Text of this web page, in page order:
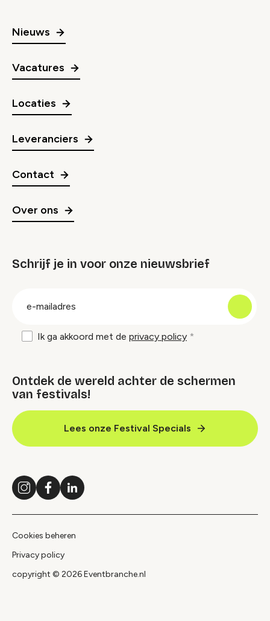
Nieuws
Vacatures
Locaties
Leveranciers
Contact
Over ons
Schrijf je in voor onze nieuwsbrief
Ik ga akkoord met de privacy policy
Ontdek de wereld achter de schermen
van festivals!
Lees onze Festival Specials
InstagramFacebookLinkedIn
Cookies beheren
Privacy policy
copyright © 2026 Eventbranche.nl